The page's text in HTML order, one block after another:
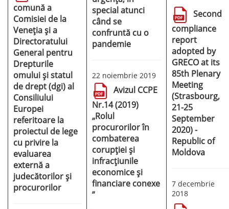
comună a
Comisiei de la
Veneția și a
Directoratului
General pentru
Drepturile
omului și statul
de drept (dgi) al
Consiliului
Europei
referitoare la
proiectul de lege
cu privire la
evaluarea
externă a
judecătorilor și
procurorilor
special atunci
când se
confruntă cu o
pandemie
22 noiembrie 2019
Avizul CCPE
Nr.14 (2019)
„Rolul
procurorilor în
combaterea
corupției și
infracțiunile
economice și
financiare conexe
”
Second
compliance
report
adopted by
GRECO at its
85th Plenary
Meeting
(Strasbourg,
21-25
September
2020) -
Republic of
Moldova
7 decembrie
2018